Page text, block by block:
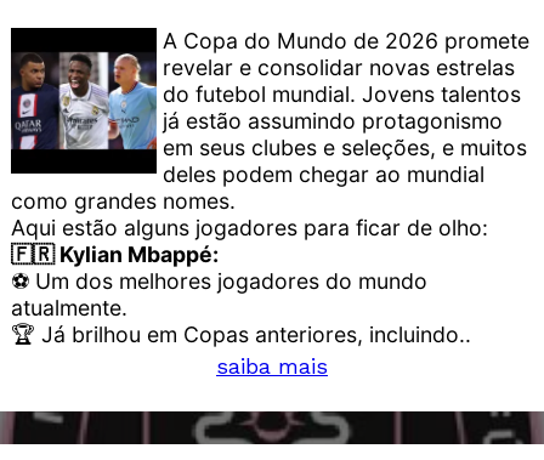
A Copa do Mundo de 2026 promete
revelar e consolidar novas estrelas
do futebol mundial. Jovens talentos
já estão assumindo protagonismo
em seus clubes e seleções, e muitos
deles podem chegar ao mundial
como grandes nomes.
Aqui estão alguns jogadores para ficar de olho:
🇫🇷 Kylian Mbappé:
⚽ Um dos melhores jogadores do mundo
atualmente.
🏆 Já brilhou em Copas anteriores, incluindo..
saiba mais